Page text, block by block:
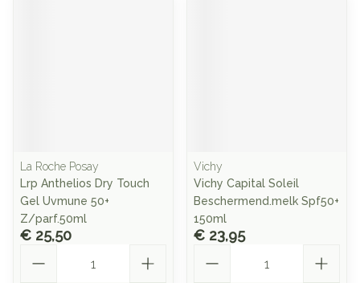
La Roche Posay
Lrp Anthelios Dry Touch
Gel Uvmune 50+
Z/parf.50ml
€ 25,50
Vichy
Vichy Capital Soleil
Beschermend.melk Spf50+
150ml
€ 23,95